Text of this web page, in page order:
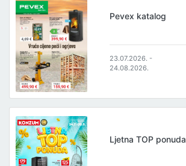
Pevex katalog
23.07.2026. -
24.08.2026.
Ljetna TOP ponuda